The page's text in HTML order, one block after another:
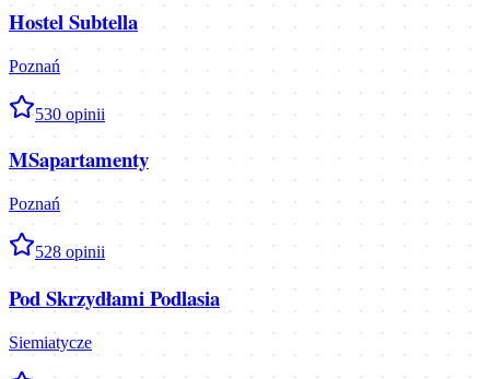
Hostel Subtella
Poznań
530 opinii
MSapartamenty
Poznań
528 opinii
Pod Skrzydłami Podlasia
Siemiatycze